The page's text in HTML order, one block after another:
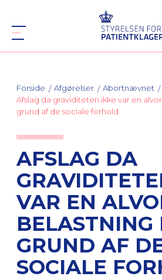
Forside Afgørelser
Abortnævnet
Afslag da graviditeten ikke var en
grund af de sociale forhold
AFSLAG DA
VAR EN
BELASTNING
GRUND AF
SOCIALE